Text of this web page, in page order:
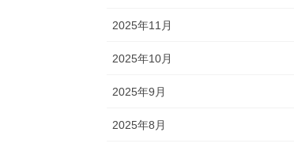
2025年11月
2025年10月
2025年9月
2025年8月